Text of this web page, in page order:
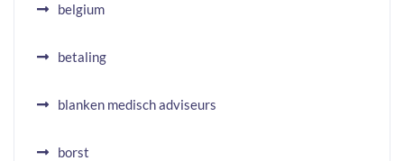
belgium
betaling
blanken medisch adviseurs
borst